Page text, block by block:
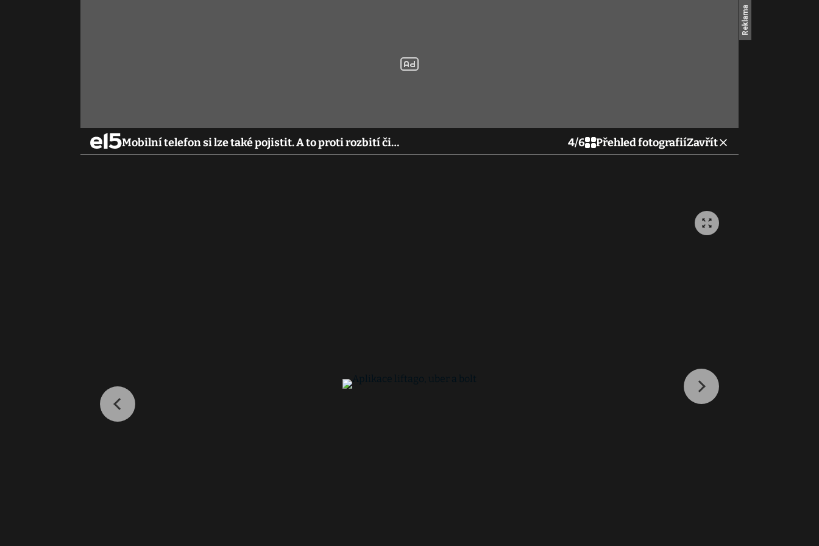
Mobilní telefon si lze také pojistit. A to proti rozbití či… 4/6 Přehled fotografiíZavřít